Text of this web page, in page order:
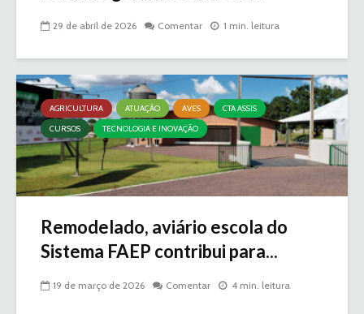
29 de abril de 2026 Comentar 1 min. leitura
AGRICULTURA ATUAÇÃO AVES
CTA ASSIS
CURSOS
TECNOLOGIA E INOVAÇÃO
Remodelado, aviário escola do
Sistema FAEP contribui para...
19 de março de 2026 Comentar 4 min. leitura